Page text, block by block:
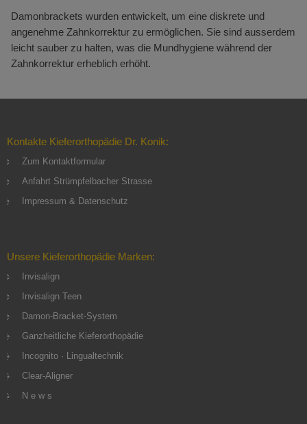
Damonbrackets wurden entwickelt, um eine diskrete und
angenehme Zahnkorrektur zu ermöglichen. Sie sind ausserdem
leicht sauber zu halten, was die Mundhygiene während der
Zahnkorrektur erheblich erhöht.
Kontakte Kieferorthopädie Dr. Konik:
Zum Kontaktformular
Anfahrt Strümpfelbacher Strasse
Impressum & Datenschutz
Unsere Kieferorthopädie Marken:
Invisalign
Invisalign Teen
Damon-Bracket-System
Ganzheitliche Kieferorthopädie
Incognito · Lingualtechnik
Clear-Aligner
N e w s